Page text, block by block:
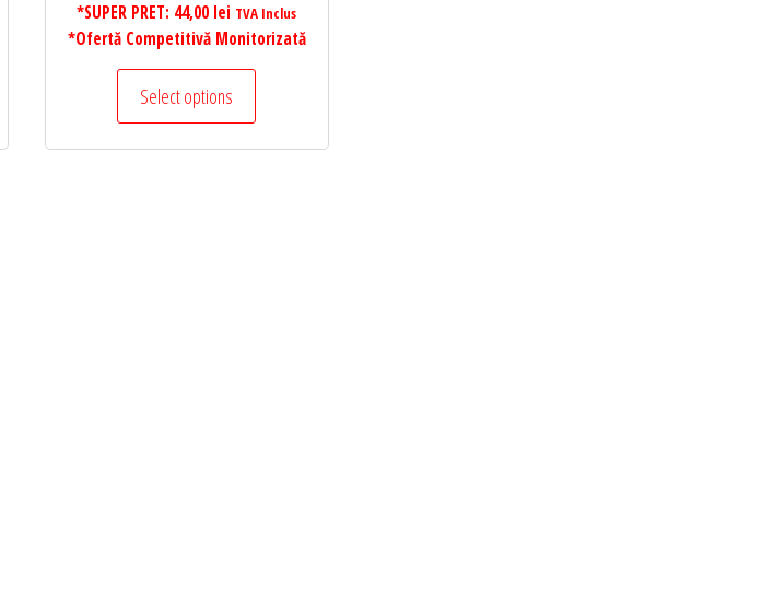
*SUPER PRET: 44,00 lei TVA Inclus
*Ofertă Competitivă Monitorizată
Select options